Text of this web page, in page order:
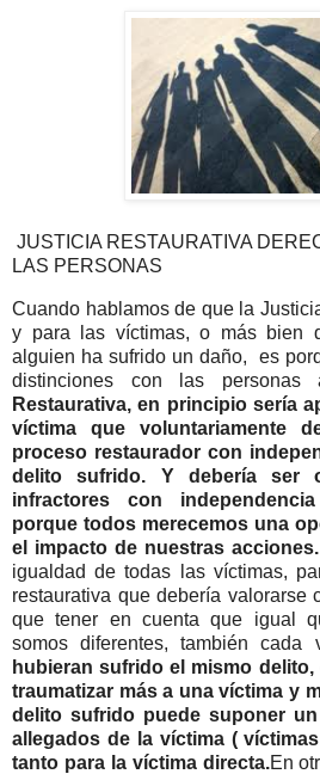
JUSTICIA RESTAURATIVA
LAS PERSONAS
Cuando hablamos de que la
y para las víctimas, o más bien
alguien ha sufrido un daño, es
distinciones con las personas
Restaurativa, en principio sería
víctima que voluntariamente
proceso restaurador con
delito sufrido. Y debería ser
infractores con
porque todos merecemos una
el impacto de nuestras acciones.
igualdad de todas las víctimas,
restaurativa que debería valorarse
que tener en cuenta que igual
somos diferentes, también cada
hubieran sufrido el mismo
traumatizar más a una víctima y
delito sufrido puede suponer
allegados de la víctima (
tanto para la víctima directa.En